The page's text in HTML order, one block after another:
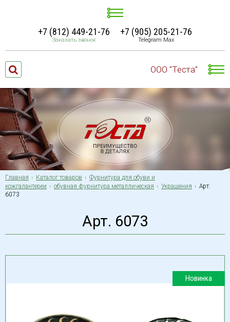
+7 (812) 449-21-76
Заказать звонок
+7 (905) 205-21-76
Telegram Max
ООО "Теста"
Главная Каталог товаров
Фурнитура для обуви и
кожгалантереи
обувная фурнитура металлическая Украшения
Арт.
6073
Арт. 6073
Новинка